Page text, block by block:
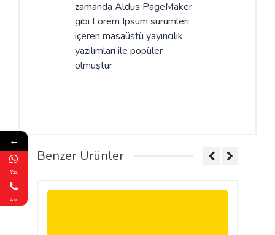
zamanda Aldus PageMaker
gibi Lorem Ipsum sürümleri
içeren masaüstü yayıncılık
yazılımları ile popüler
olmuştur
Benzer Ürünler
←
Yaz
Ara